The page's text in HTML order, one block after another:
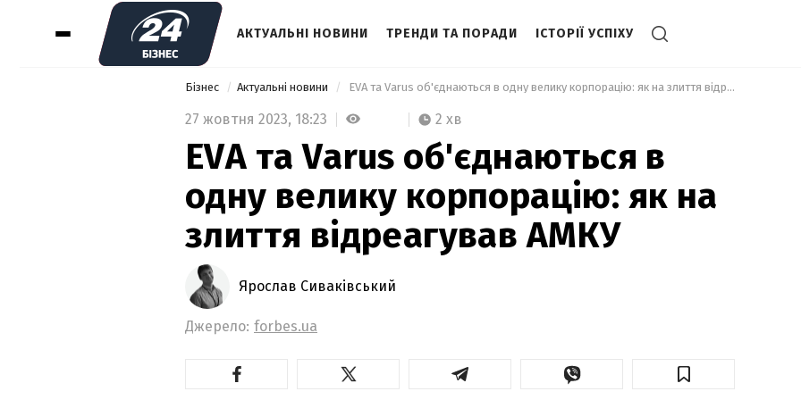
АКТУАЛЬНІ НОВИНИ ТРЕНДИ ТА ПОРАДИ ІСТОРІЇ УСПІХУ
Бізнес Актуальні новини EVA та Varus об'єднаються в одну велику корпорацію: як на злиття відреагував АМКУ
27 жовтня 2023, 18:23 2 хв
EVA та Varus об'єднаються в
одну велику корпорацію: як на
злиття відреагував АМКУ
Ярослав Сиваківський
Джерело: forbes.ua